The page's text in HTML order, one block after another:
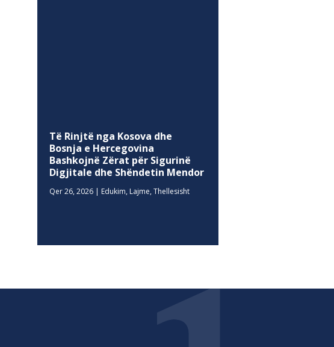
Digjitale dhe Shëndetin Mendor
Qer 26, 2026|Edukim,Lajme,